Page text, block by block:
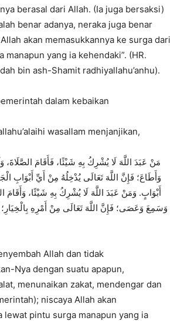
berasal dari Allah. (Ia juga bersaksi)
benar adanya, neraka juga benar
akan memasukkannya ke surga dari
manapun yang ia kehendaki”. (HR.
bin ash-Shamit radhiyallahu’anhu).
dalam kebaikan
wasallam menjanjikan,
وَأَطَاعَ؛ فَإِنَّ اللَّهَ تَعَالَى يُدْخِلُهُ مِنْ أَيِّ أَبْوَابِ
أَبْوَابٍ. وَمَنْ عَبَدَ اللَّهَ لَا يُشْرِكُ بِهِ شَيْئًا، وَأَقَامَ
وَسَمِعَ وَعَصَى؛ فَإِنَّ اللَّهَ تَعَالَى مِنْ أَمْرِهِ
Allah dan tidak
Nya dengan suatu apapun,
menunaikan zakat, mendengar dan
niscaya Allah akan
lewat pintu surga manapun yang ia